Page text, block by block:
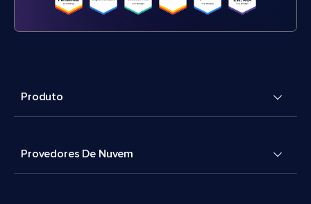
Produto
Provedores De Nuvem